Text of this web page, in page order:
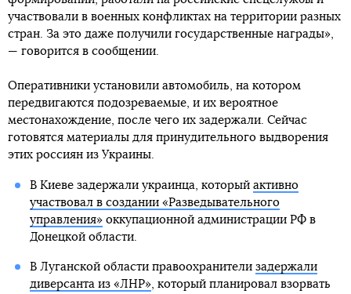
участвовали в военных конфликтах на территории разных
стран. За это даже получили государственные награды»,
— говорится в сообщении.
Оперативники установили автомобиль, на котором
передвигаются подозреваемые, и их вероятное
местонахождение, после чего их задержали. Сейчас
готовятся материалы для принудительного выдворения
этих россиян из Украины.
В Киеве задержали украинца, который активно
участвовал в создании «Разведывательного
управления»оккупационной администрации РФ в
Донецкой области.
В Луганской области правоохранители задержали
диверсанта из «ЛНР», который планировал взорвать